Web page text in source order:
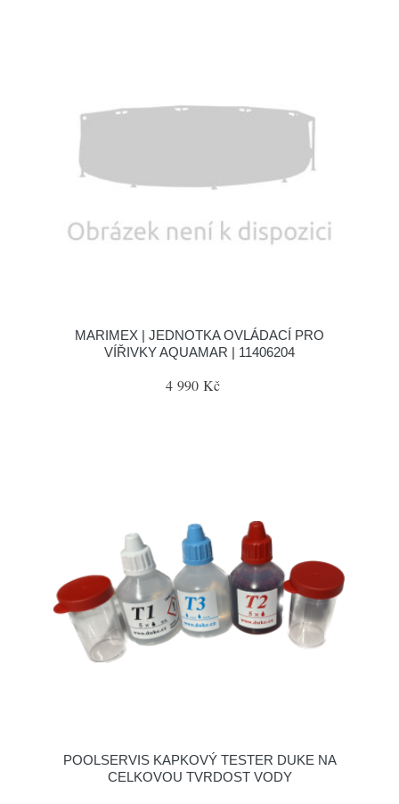
MARIMEX | JEDNOTKA OVLÁDACÍ PRO
VÍŘIVKY AQUAMAR | 11406204
4 990 Kč
POOLSERVIS KAPKOVÝ TESTER DUKE NA
CELKOVOU TVRDOST VODY